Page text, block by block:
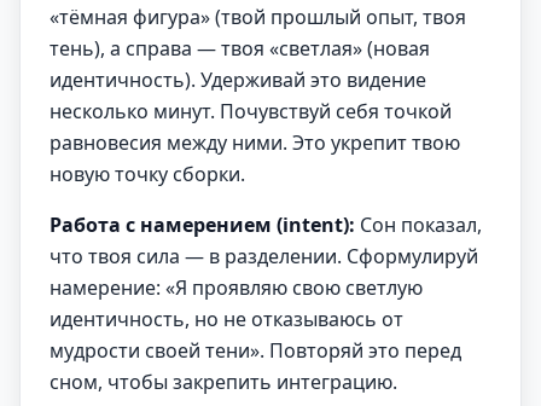
«тёмная фигура» (твой прошлый опыт, твоя
тень), а справа — твоя «светлая» (новая
идентичность). Удерживай это видение
несколько минут. Почувствуй себя точкой
равновесия между ними. Это укрепит твою
новую точку сборки.
Работа с намерением (intent): Сон показал,
что твоя сила — в разделении. Сформулируй
намерение: «Я проявляю свою светлую
идентичность, но не отказываюсь от
мудрости своей тени». Повторяй это перед
сном, чтобы закрепить интеграцию.